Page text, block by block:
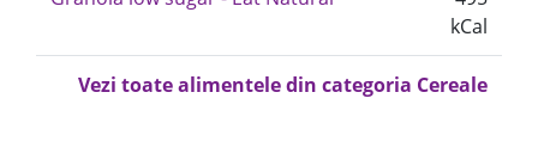
kCal
Vezi toate alimentele din categoria Cereale